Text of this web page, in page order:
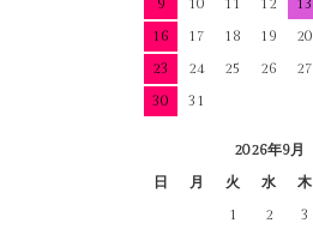
9
10 11 12 13
16
17 18 19 20
23
24 25 26 27
30
31
2026年9月
日
月 火 水 木
1
2 3